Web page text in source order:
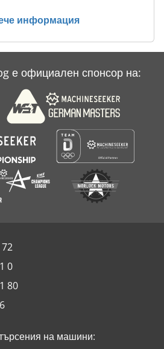
информация
е официален спонсор на:
0
80
на машини: